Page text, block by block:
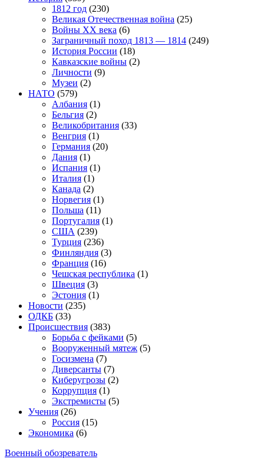
1812 год (230)
Великая Отечественная война (25)
Войны XX века (6)
Заграничный поход 1813 — 1814 (249)
История России (18)
Кавказские войны (2)
Личности (9)
Музеи (2)
НАТО (579)
Албания (1)
Бельгия (2)
Великобритания (33)
Венгрия (1)
Германия (20)
Дания (1)
Испания (1)
Италия (1)
Канада (2)
Норвегия (1)
Польша (11)
Португалия (1)
США (239)
Турция (236)
Финляндия (3)
Франция (16)
Чешская республика (1)
Швеция (3)
Эстония (1)
Новости (235)
ОДКБ (33)
Происшествия (383)
Борьба с фейками (5)
Вооруженный мятеж (5)
Госизмена (7)
Диверсанты (7)
Киберугрозы (2)
Коррупция (1)
Экстремисты (5)
Учения (26)
Россия (15)
Экономика (6)
Военный обозреватель